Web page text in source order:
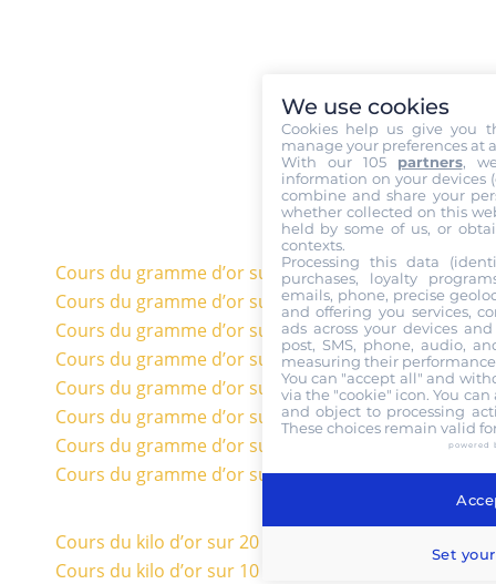
Cours du gramme d’or sur 20 ans en euros
Cours du gramme d’or sur 10 ans en euros
Cours du gramme d’or sur 5 ans en euros
Cours du gramme d’or sur 3 ans en euros
Cours du gramme d’or sur 1 an en euros
Cours du gramme d’or sur 6 mois en euros
Cours du gramme d’or sur 3 mois en euros
Cours du gramme d’or sur 1 mois en euros
Cours du kilo d’or sur 20 ans en euros
Cours du kilo d’or sur 10 ans en euros
We use cookies
Cookies help us give you
manage your preferences at
With our 105 partners,
information on your devices
combine and share your
whether collected on this
held by some of us, or
contexts.
Processing this data
purchases, loyalty
emails, phone, precise
and offering you services,
ads across your devices
post, SMS, phone, audio,
measuring their
You can "accept all" and
via the "cookie" icon. You
and object to processing
These choices remain valid
powered
Set